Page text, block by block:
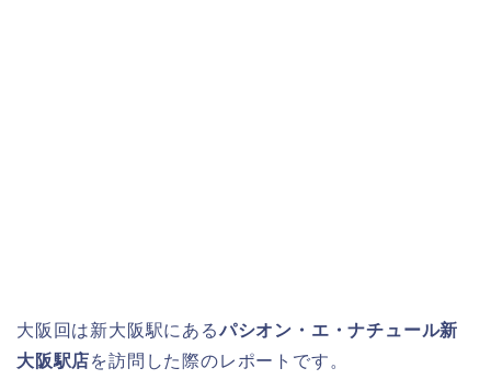
大阪回は新大阪駅にあるパシオン・エ・ナチュール新
大阪駅店を訪問した際のレポートです。